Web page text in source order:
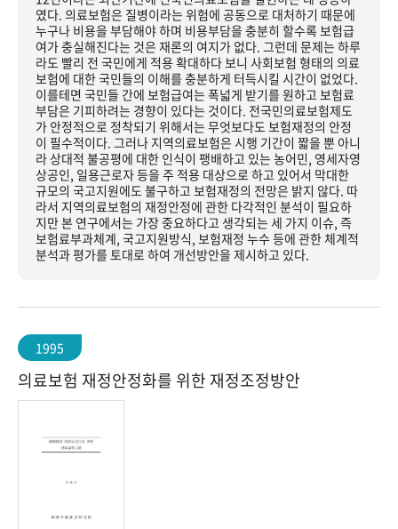
였다. 의료보험은 질병이라는 위험에 공동으로 대처하기 때문에
누구나 비용을 부담해야 하며 비용부담을 충분히 할수록 보험급
여가 충실해진다는 것은 재론의 여지가 없다. 그런데 문제는 하루
라도 빨리 전 국민에게 적용 확대하다 보니 사회보험 형태의 의료
보험에 대한 국민들의 이해를 충분하게 터득시킬 시간이 없었다.
이를테면 국민들 간에 보험급여는 폭넓게 받기를 원하고 보험료
부담은 기피하려는 경향이 있다는 것이다. 전국민의료보험제도
가 안정적으로 정착되기 위해서는 무엇보다도 보험재정의 안정
이 필수적이다. 그러나 지역의료보험은 시행 기간이 짧을 뿐 아니
라 상대적 불공평에 대한 인식이 팽배하고 있는 농어민, 영세자영
상공인, 일용근로자 등을 주 적용 대상으로 하고 있어서 막대한
규모의 국고지원에도 불구하고 보험재정의 전망은 밝지 않다. 따
라서 지역의료보험의 재정안정에 관한 다각적인 분석이 필요하
지만 본 연구에서는 가장 중요하다고 생각되는 세 가지 이슈, 즉
보험료부과체계, 국고지원방식, 보험재정 누수 등에 관한 체계적
분석과 평가를 토대로 하여 개선방안을 제시하고 있다.
1995
의료보험 재정안정화를 위한 재정조정방안